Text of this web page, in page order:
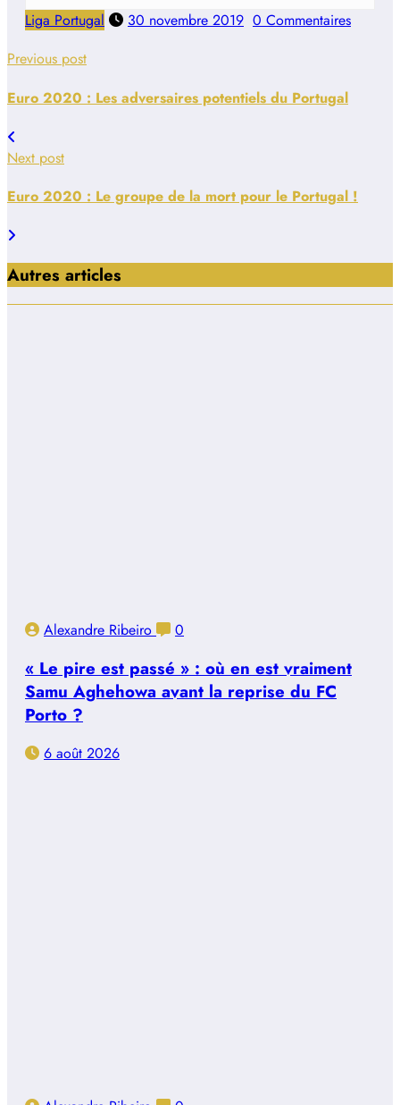
Liga Portugal 30 novembre 2019 0 Commentaires
Previous post
Euro 2020 : Les adversaires potentiels du Portugal
Next post
Euro 2020 : Le groupe de la mort pour le Portugal !
Autres articles
Alexandre Ribeiro 0
« Le pire est passé » : où en est vraiment
Samu Aghehowa avant la reprise du FC
Porto ?
6 août 2026